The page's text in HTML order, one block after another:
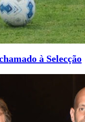
à Selecção